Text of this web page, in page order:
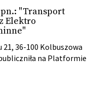
"Transport
Elektro
36-100 Kolbuszowa
na Platformie